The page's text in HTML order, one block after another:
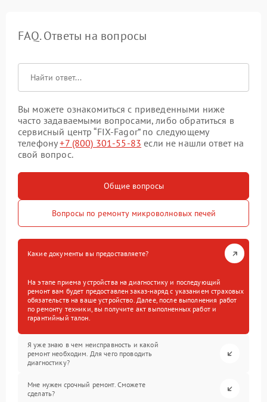
FAQ. Ответы на вопросы
Вы можете ознакомиться с приведенными ниже
часто задаваемыми вопросами, либо обратиться в
сервисный центр “FIX-Fagor” по следующему
телефону+7 (800) 301-55-83 если не нашли ответ на
свой вопрос.
Общие вопросы
Вопросы по ремонту микроволновых печей
Какие документы вы предоставляете?
На этапе приема устройства на диагностику и последующий
ремонт вам будет предоставлен заказ-наряд с указанием страховых
обязательств на ваше устройство. Далее, после выполнения работ
по ремонту техники, вы получите акт выполненных работ и
гарантийный талон.
Я уже знаю в чем неисправность и какой
ремонт необходим. Для чего проводить
диагностику?
Мне нужен срочный ремонт. Сможете
сделать?